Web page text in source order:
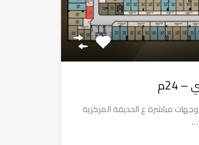
24م
موقع متميز 3وجهات مباشرة ع الحديقة المركزية